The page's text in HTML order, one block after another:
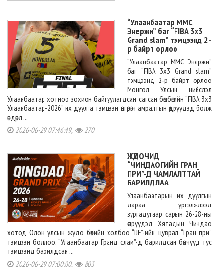
“Улаанбаатар ММС
Энержи” баг “FIBA 3x3
Grand slam” тэмцээнд 2-
р байрт орлоо
“Улаанбаатар ММС Энержи”
баг “FIBA 3x3 Grand slam”
тэмцээнд 2-р байрт орлоо
Монгол Улсын нийслэл
Улаанбаатар хотноо зохион байгуулагдсан сагсан бөмбөгийн “FIBA 3x3
Улаанбаатар-2026” их дуулга тэмцээн өнгөрөгч амралтын өдрүүдэд болж
өндөрл ...
2026-06-29 07:46:49, 270
ЖҮДОЧИД
“ЧИНДАОГИЙН ГРАН
ПРИ”-Д ЧАМЛАЛТТАЙ
БАРИЛДЛАА
Улаанбаатарын их дуулгын
дараа үргэлжлээд
зургадугаар сарын 26-28-ны
өдрүүдэд Хятадын Чиндао
хотод Олон улсын жүдо бөхийн холбоо “IJF”-ийн цуврал “Гран при”
тэмцээн боллоо. “Улаанбаатар Гранд слам”-д барилдсан бөхчүүд тус
тэмцээнд барилдсан ...
2026-06-29 07:00:00, 803